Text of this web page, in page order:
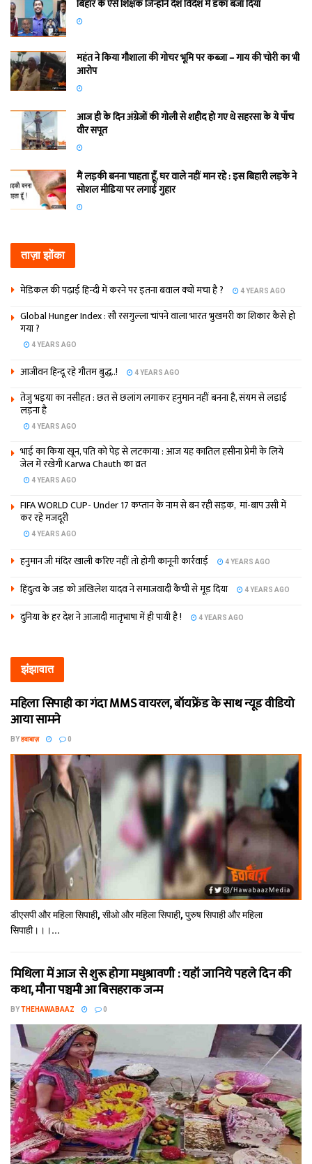
बिहार के ऐसे शिक्षक जिन्होंने देश विदेश में डंका बजा दिया
महंत ने किया गौशाला की गोचर भूमि पर कब्जा – गाय की चोरी का भी
आरोप
आज ही के दिन अंग्रेजों की गोली से शहीद हो गए थे सहरसा के ये पाँच
वीर सपूत
मैं लड़की बनना चाहता हूँ, घर वाले नहीं मान रहे : इस बिहारी लड़के ने
सोशल मीडिया पर लगाई गुहार
ताज़ा झोंका
मेडिकल की पढ़ाई हिन्‍दी में करने पर इतना बवाल क्‍यों मचा है ? 4 YEARS AGO
Global Hunger Index : सौ रसगुल्‍ला चांपने वाला भारत भुखमरी का शिकार कैसे हो
गया ?
4 YEARS AGO
आजीवन हिन्दू रहे गौतम बुद्ध..! 4 YEARS AGO
तेजु भइया का नसीहत : छत से छलांग लगाकर हनुमान नहीं बनना है, संयम से लड़ाई
लड़ना है
4 YEARS AGO
भाई का किया खून, पति को पेड़ से लटकाया : आज यह कातिल हसीना प्रेमी के लिये
जेल में रखेगी Karwa Chauth का व्रत
4 YEARS AGO
FIFA WORLD CUP- Under 17 कप्‍तान के नाम से बन रही सड़क, मां-बाप उसी में
कर रहे मजदूरी
4 YEARS AGO
हनुमान जी मंदिर खाली करिए नहीं तो होगी कानूनी कार्रवाई 4 YEARS AGO
हिंदुत्व के जड़ को अखिलेश यादव ने समाजवादी कैंची से मूड़ दिया 4 YEARS AGO
दुनिया के हर देश ने आजादी मातृभाषा में ही पायी है ! 4 YEARS AGO
झंझावात
महिला सिपाही का गंदा MMS वायरल, बॉयफ्रेंड के साथ न्यूड वीडियो
आया सामने
BYहवाबाज़ 0
डीएसपी और महिला सिपाही, सीओ और महिला सिपाही, पुरुष सिपाही और महिला
सिपाही।।।...
मिथि‍ला में आज से शुरू होगा मधुश्रावणी : यहॉं जानिये पहले दिन की
कथा, मौना पञ्चमी आ बिसहराक जन्म
BYTHEHAWABAAZ 0